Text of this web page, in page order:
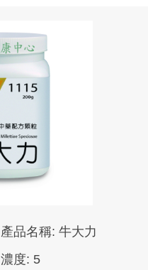
產品名稱: 牛大力
濃度: 5